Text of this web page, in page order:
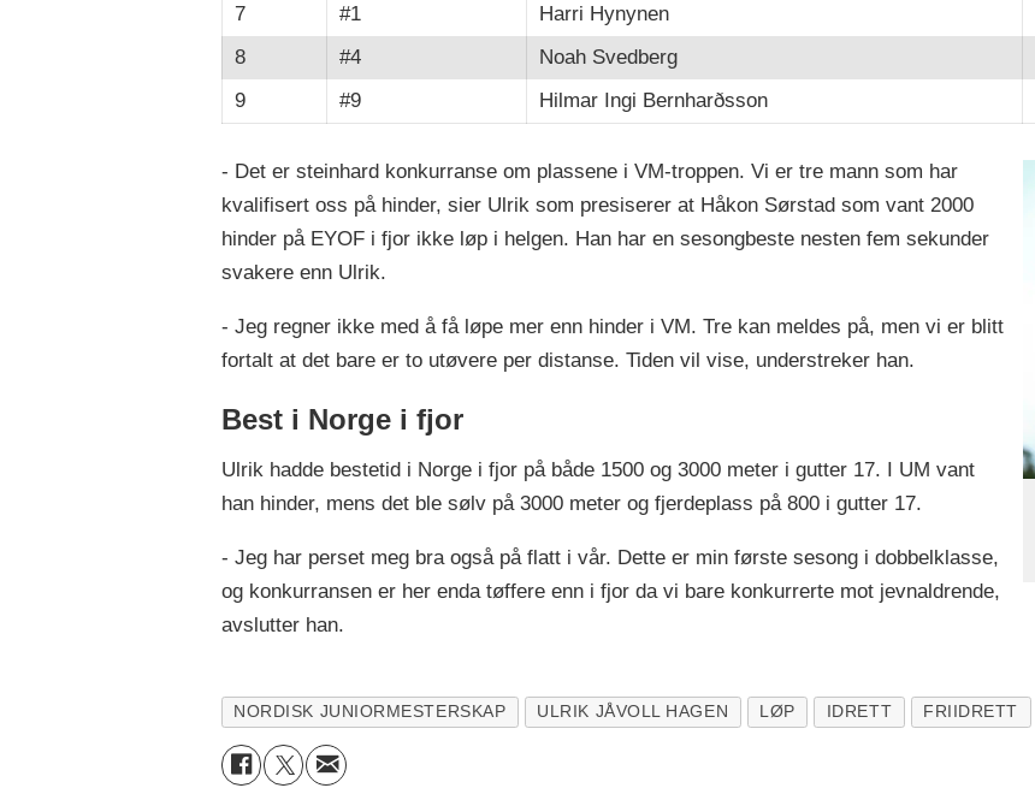
7
#1 Harri Hynynen
8
#4 Noah Svedberg
9
#9 Hilmar Ingi Bernharðsson
- Det er steinhard konkurranse om plassene i VM-troppen. Vi er tre mann som har
kvalifisert oss på hinder, sier Ulrik som presiserer at Håkon Sørstad som vant 2000
hinder på EYOF i fjor ikke løp i helgen. Han har en sesongbeste nesten fem sekunder
svakere enn Ulrik.
- Jeg regner ikke med å få løpe mer enn hinder i VM. Tre kan meldes på, men vi er blitt
fortalt at det bare er to utøvere per distanse. Tiden vil vise, understreker han.
Best i Norge i fjor
Ulrik hadde bestetid i Norge i fjor på både 1500 og 3000 meter i gutter 17. I UM vant
han hinder, mens det ble sølv på 3000 meter og fjerdeplass på 800 i gutter 17.
- Jeg har perset meg bra også på flatt i vår. Dette er min første sesong i dobbelklasse,
og konkurransen er her enda tøffere enn i fjor da vi bare konkurrerte mot jevnaldrende,
avslutter han.
NORDISK JUNIORMESTERSKAP ULRIK JÅVOLL HAGEN LØP IDRETT FRIIDRETT